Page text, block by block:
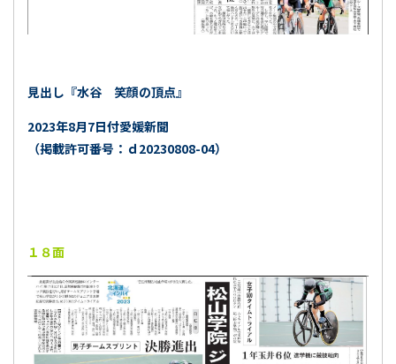
見出し『水谷 笑顔の頂点』
2023年8月7日付愛媛新聞
（掲載許可番号：ｄ20230808-04）
１８面